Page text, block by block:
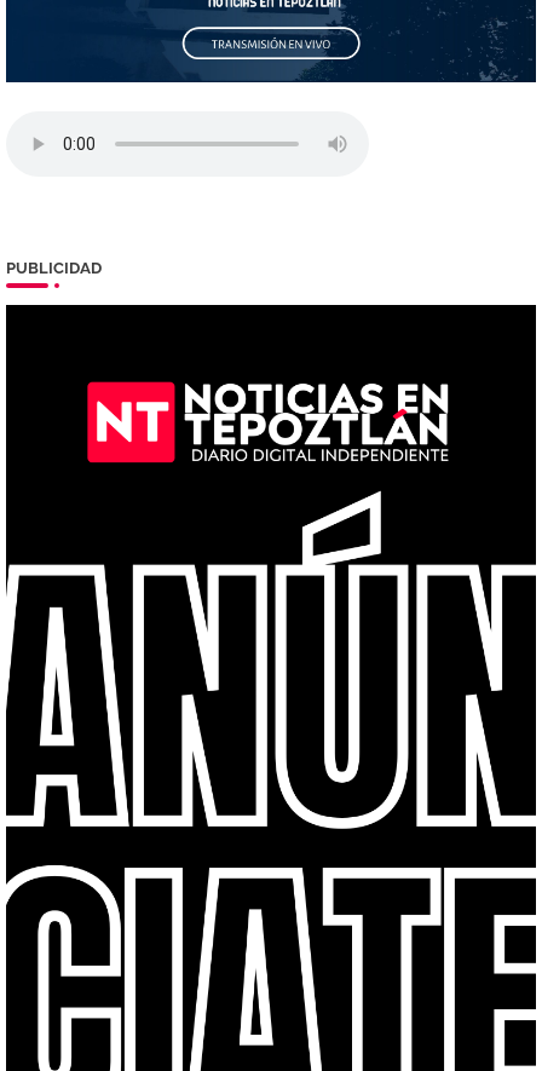
PUBLICIDAD